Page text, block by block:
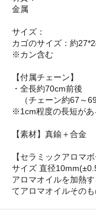
金属
サイズ：
カゴのサイズ：約
※カン含む
【付属チェーン】
・全長約70cm前後
（チェーン約67～
※1cm程度の長短があ
【素材】真鍮＋合金
【セラミックアロマボ
サイズ 直径
アロマオイルを加熱
てアロマオイルその